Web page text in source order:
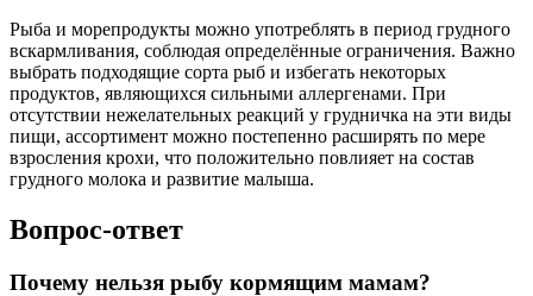
Рыба и морепродукты можно употреблять в период грудного
вскармливания, соблюдая определённые ограничения. Важно
выбрать подходящие сорта рыб и избегать некоторых
продуктов, являющихся сильными аллергенами. При
отсутствии нежелательных реакций у грудничка на эти виды
пищи, ассортимент можно постепенно расширять по мере
взросления крохи, что положительно повлияет на состав
грудного молока и развитие малыша.
Вопрос-ответ
Почему нельзя рыбу кормящим мамам?